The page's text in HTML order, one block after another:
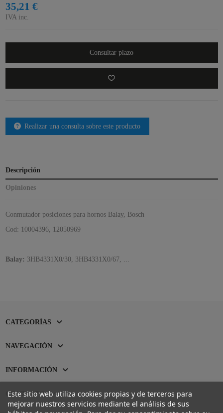
35,21 €
IVA inc.
Consultar plazo
Realizar una consulta sobre este producto
Descripción
Opiniones
Conmutador posiciones para hornos Balay, Bosch
Cod: 10004396, 12050969
Balay: 3HB4331X0/30, 3HB4331X0/67, ...
CATEGORÍAS
NAVEGACIÓN
INFORMACIÓN
CONTACTO
Este sitio web utiliza cookies propias y de terceros para
mejorar nuestros servicios mediante el análisis de sus